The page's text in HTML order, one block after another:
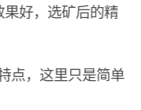
好，选矿后的精
点，这里只是简单